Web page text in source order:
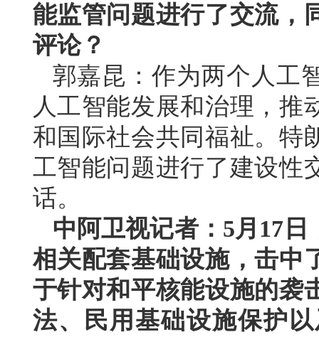
能监管问题进行了交流，
评论？
郭嘉昆：作为两个人工
人工智能发展和治理，推
和国际社会共同福祉。特
工智能问题进行了建设性
话。
中阿卫视记者：5月17
相关配套基础设施，击中
于针对和平核能设施的袭
法、民用基础设施保护